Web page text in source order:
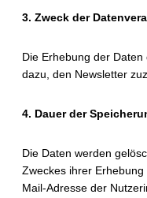
3. Zweck der
Die Erhebung der
dazu, den Newsletter
4. Dauer der
Die Daten werden
Zweckes ihrer
Mail-Adresse der